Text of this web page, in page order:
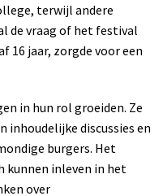
terwijl andere
de vraag of het festival
16 jaar, zorgde voor een
in hun rol groeiden. Ze
inhoudelijke discussies en
burgers. Het
kunnen inleven in het
over